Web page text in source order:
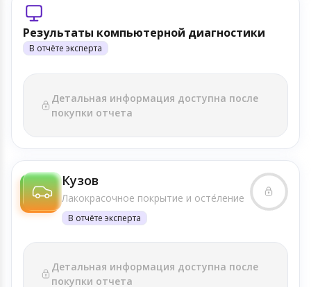
Результаты компьютерной диагностики
В отчёте эксперта
Детальная информация доступна после
покупки отчета
Кузов
Лакокрасочное покрытие и осте́ление
В отчёте эксперта
Детальная информация доступна после
покупки отчета